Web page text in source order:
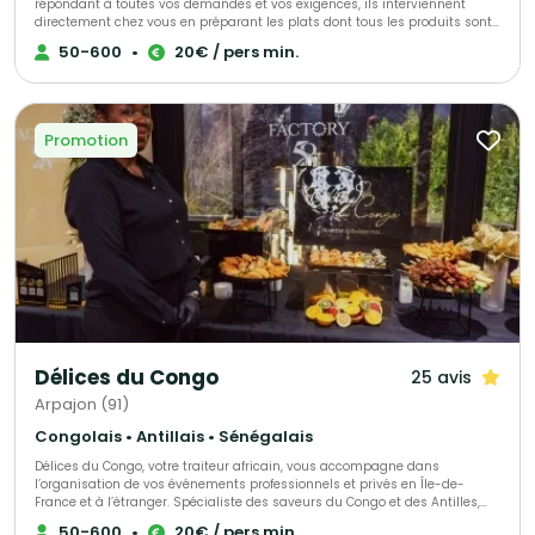
répondant à toutes vos demandes et vos exigences, ils interviennent
directement chez vous en préparant les plats dont tous les produits sont
frais et antillais. Tout est personnalisable et ajustable selon vos envies.
50-600 • 20€ / pers min.
Promotion
Délices du Congo 25 avis
Arpajon (91)
Congolais • Antillais • Sénégalais
Délices du Congo, votre traiteur africain, vous accompagne dans
l’organisation de vos événements professionnels et privés en Île-de-
France et à l’étranger. Spécialiste des saveurs du Congo et des Antilles,
nous mettons également à l’honneur les délices culinaires de toute